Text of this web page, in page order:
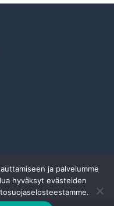
ja palvelumme
hyväksyt evästeiden